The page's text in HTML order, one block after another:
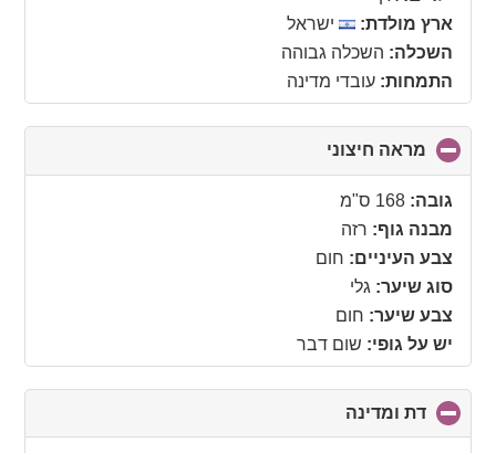
ארץ מולדת:
ישראל
השכלה: השכלה גבוהה
התמחות: עובדי מדינה
מראה חיצוני
to
גובה: 168 ס"מ
מבנה גוף: רזה
צבע העיניים: חום
סוג שיער: גלי
צבע שיער: חום
יש על גופי: שום דבר
דת ומדינה
to